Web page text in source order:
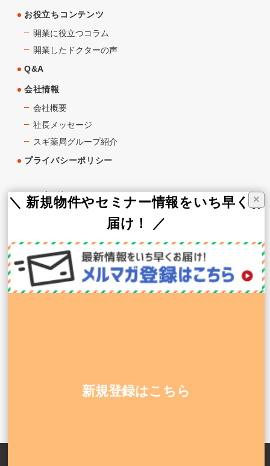
お役立ちコンテンツ
開業に役立つコラム
開業したドクターの声
Q&A
会社情報
会社概要
社長メッセージ
スギ薬局グループ紹介
プライバシーポリシー
グループ会社
スギ薬局グループお客様サイト
スギメディカル株式会社（WEB支援）
株式会社MCS（総合HR）
平日 9:00〜18:00
×
＼ 新規物件やセミナー情報をいち早くお
届け！ ／
新規登録はこちら